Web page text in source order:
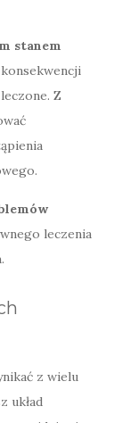
stanem
Z
leczenia
z wielu
układ